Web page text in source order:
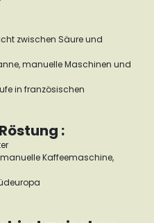
zwischen Säure und
manuelle Maschinen und
in französischen
:
Kaffeemaschine,